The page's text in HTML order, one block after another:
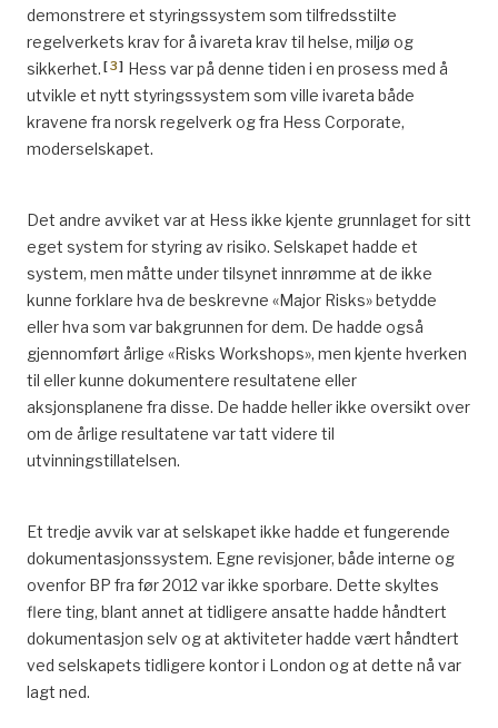
demonstrere et styringssystem som tilfredsstilte
regelverkets krav for å ivareta krav til helse, miljø og
sikkerhet. [3] Hess var på denne tiden i en prosess med å
utvikle et nytt styringssystem som ville ivareta både
kravene fra norsk regelverk og fra Hess Corporate,
moderselskapet.
Det andre avviket var at Hess ikke kjente grunnlaget for sitt
eget system for styring av risiko. Selskapet hadde et
system, men måtte under tilsynet innrømme at de ikke
kunne forklare hva de beskrevne «Major Risks» betydde
eller hva som var bakgrunnen for dem. De hadde også
gjennomført årlige «Risks Workshops», men kjente hverken
til eller kunne dokumentere resultatene eller
aksjonsplanene fra disse. De hadde heller ikke oversikt over
om de årlige resultatene var tatt videre til
utvinningstillatelsen.
Et tredje avvik var at selskapet ikke hadde et fungerende
dokumentasjonssystem. Egne revisjoner, både interne og
ovenfor BP fra før 2012 var ikke sporbare. Dette skyltes
flere ting, blant annet at tidligere ansatte hadde håndtert
dokumentasjon selv og at aktiviteter hadde vært håndtert
ved selskapets tidligere kontor i London og at dette nå var
lagt ned.